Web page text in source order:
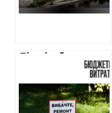
набережної із
Пів мільйона
гривень на газон
витратить
Центральний парк
Харкова